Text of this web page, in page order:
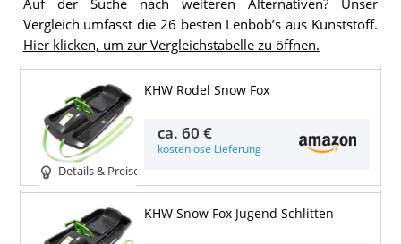
Auf der Suche nach weiteren Alternativen? Unser
Vergleich umfasst die 26 besten Lenbob’s aus Kunststoff.
Hier klicken, um zur Vergleichstabelle zu öffnen.
Details & Preise
KHW Rodel Snow Fox
ca.60 €
kostenlose Lieferung
KHW Snow Fox Jugend Schlitten